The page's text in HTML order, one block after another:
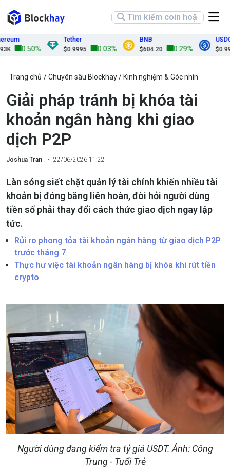
0.50%
Tether
$0.9995
0.03%
BNB
$604.20
0.29%
USDC
$0.9998
Trang chủ Chuyên sâu Blockhay Kinh nghiệm & Góc nhìn
Giải pháp tránh bị khóa tài
khoản ngân hàng khi giao
dịch P2P
Joshua Tran 22/06/2026 11:22
Làn sóng siết chặt quản lý tài chính khiến nhiều tài
khoản bị đóng băng liên hoàn, đòi hỏi người dùng
tiền số phải thay đổi cách thức giao dịch ngay lập
tức.
Rủi ro phong tỏa tài khoản ngân hàng từ giao dịch P2P
trước tháng 7
Thực hư việc tài khoản ngân hàng bị khóa khi rút tiền
crypto
Người dùng đang kiểm tra tỷ giá USDT. Ảnh: Công
Trung - Tuổi Trẻ